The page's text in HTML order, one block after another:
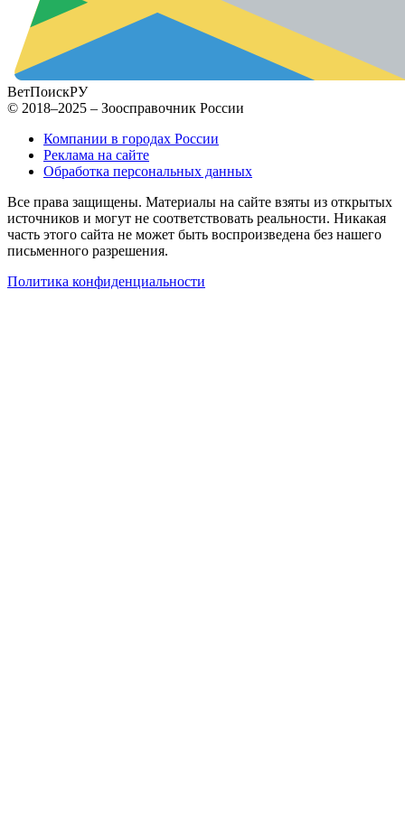
ВетПоискРУ
© 2018–2025 – Зоосправочник России
Компании в городах России
Реклама на сайте
Обработка персональных данных
Все права защищены. Материалы на сайте взяты из открытых
источников и могут не соответствовать реальности. Никакая
часть этого сайта не может быть воспроизведена без нашего
письменного разрешения.
Политика конфиденциальности